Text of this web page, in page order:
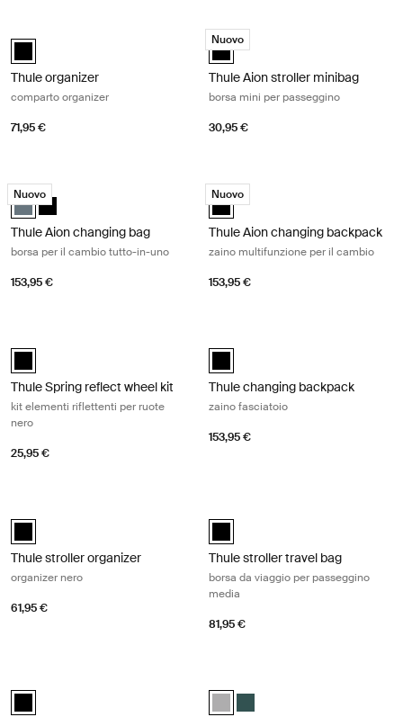
Thule organizer comparto organizer Black
Thule organizer Nero (selected)
Thule organizer
comparto organizer
71,95 €
Thule Aion stroller minibag borsa
Nuovo
Thule Aion stroller minibag Nero
Thule Aion stroller minibag
borsa mini per passeggino
30,95 €
Thule Aion changing bag borsa per il cambio tutto-in-uno Dark slate
Nuovo
Thule Aion changing bag Ardesia scura (selected)
Thule Aion changing bag Nero
Thule Aion changing bag
borsa per il cambio tutto-in-uno
153,95 €
Thule Aion changing backpack
Nuovo
Thule Aion changing backpack
Thule Aion changing backpack
zaino multifunzione per il cambio
153,95 €
Thule Spring reflect wheel kit Nero (selected)
Thule Spring reflect wheel kit
kit elementi riflettenti per ruote
nero
25,95 €
Thule changing backpack Nero
Thule changing backpack
zaino fasciatoio
153,95 €
Thule stroller organizer Nero (selected)
Thule stroller organizer
organizer nero
61,95 €
Thule stroller travel bag Nero
Thule stroller travel bag
borsa da viaggio per passeggino
media
81,95 €
Thule stroller travel bag Nero (selected)Thule stroller seat liner Gray
Thule stroller seat liner